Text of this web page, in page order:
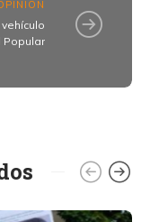
Popular